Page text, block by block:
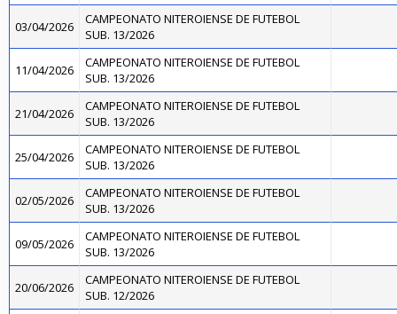
03/04/2026
CAMPEONATO NITEROIENSE DE FUTEBOL
SUB. 13/2026
11/04/2026
CAMPEONATO NITEROIENSE DE FUTEBOL
SUB. 13/2026
21/04/2026
CAMPEONATO NITEROIENSE DE FUTEBOL
SUB. 13/2026
25/04/2026
CAMPEONATO NITEROIENSE DE FUTEBOL
SUB. 13/2026
02/05/2026
CAMPEONATO NITEROIENSE DE FUTEBOL
SUB. 13/2026
09/05/2026
CAMPEONATO NITEROIENSE DE FUTEBOL
SUB. 13/2026
20/06/2026
CAMPEONATO NITEROIENSE DE FUTEBOL
SUB. 12/2026